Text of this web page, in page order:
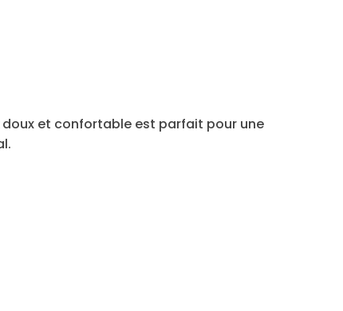
doux et confortable est parfait pour une